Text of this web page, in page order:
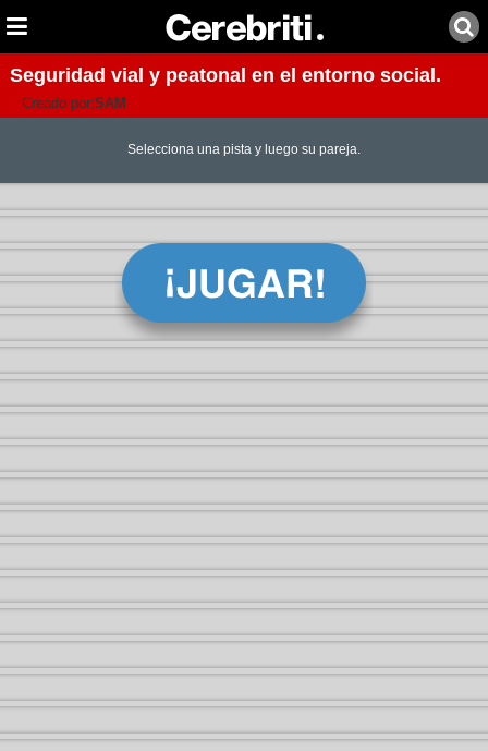
Seguridad vial y peatonal en el entorno social.
Creado por:SAM
Selecciona una pista y luego su pareja.